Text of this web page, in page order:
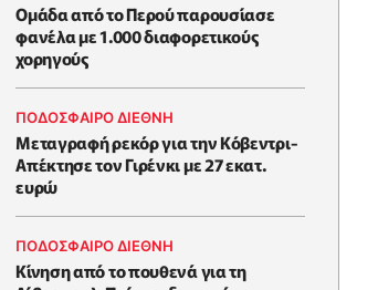
Ομάδα από το Περού παρουσίασε
φανέλα με 1.000 διαφορετικούς
χορηγούς
ΠΟΔΟΣΦΑΙΡΟ ΔΙΕΘΝΗ
Μεταγραφή ρεκόρ για την Κόβεντρι-
Απέκτησε τον Γιρένκι με 27 εκατ.
ευρώ
ΠΟΔΟΣΦΑΙΡΟ ΔΙΕΘΝΗ
Kίνηση από το πουθενά για τη